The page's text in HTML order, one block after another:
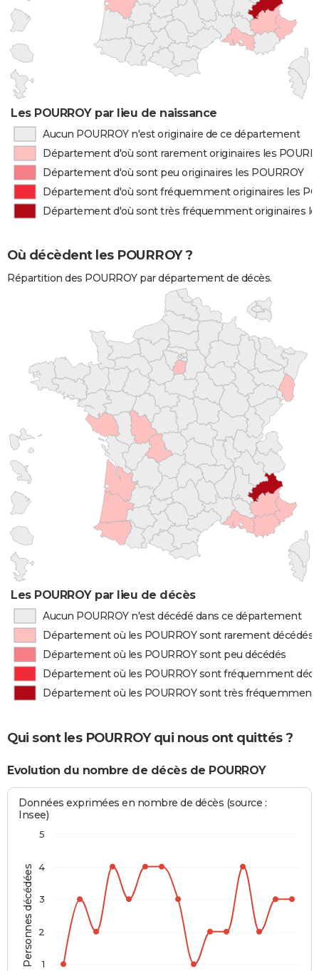
Les POURROY par lieu de naissance
Aucun POURROY n'est originaire de ce département
Département d'où sont rarement originaires les
Département d'où sont peu originaires les POURROY
Département d'où sont fréquemment originaires les
Département d'où sont très fréquemment originaires
Où décèdent les POURROY ?
Répartition des POURROY par département de décès.
Les POURROY par lieu de décès
Aucun POURROY n'est décédé dans ce département
Département où les POURROY sont rarement décédés
Département où les POURROY sont peu décédés
Département où les POURROY sont fréquemment
Département où les POURROY sont très fréquemment
Qui sont les POURROY qui nous ont quittés ?
Evolution du nombre de décès de POURROY
Personnes décédées
Données exprimées en nombre de décès (source :
Insee)
1
2
3
4
5